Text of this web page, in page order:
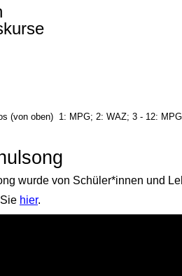
(von oben) 1: MPG; 2: WAZ; 3 - 12: MPG
wurde von Schüler*innen und
hier.